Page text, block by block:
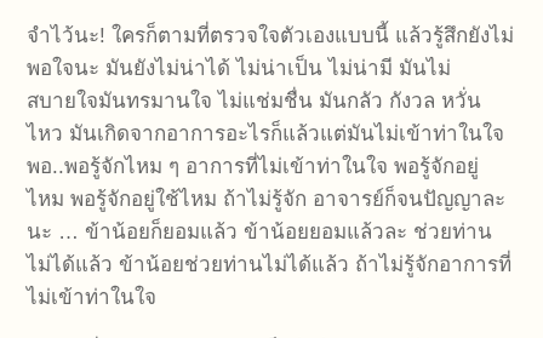
จำไว้นะ! ใครก็ตามที่ตรวจใจตัวเองแบบนี้ แล้วรู้สึกยังไม่
พอใจนะ มันยังไม่น่าได้ ไม่น่าเป็น ไม่น่ามี มันไม่
สบายใจมันทรมานใจ ไม่แช่มชื่น มันกลัว กังวล หวั่น
ไหว มันเกิดจากอาการอะไรก็แล้วแต่มันไม่เข้าท่าในใจ
พอ..พอรู้จักไหม ๆ อาการที่ไม่เข้าท่าในใจ พอรู้จักอยู่
ไหม พอรู้จักอยู่ใช้ไหม ถ้าไม่รู้จัก อาจารย์ก็จนปัญญาละ
นะ … ข้าน้อยก็ยอมแล้ว ข้าน้อยยอมแล้วละ ช่วยท่าน
ไม่ได้แล้ว ข้าน้อยช่วยท่านไม่ได้แล้ว ถ้าไม่รู้จักอาการที่
ไม่เข้าท่าในใจ